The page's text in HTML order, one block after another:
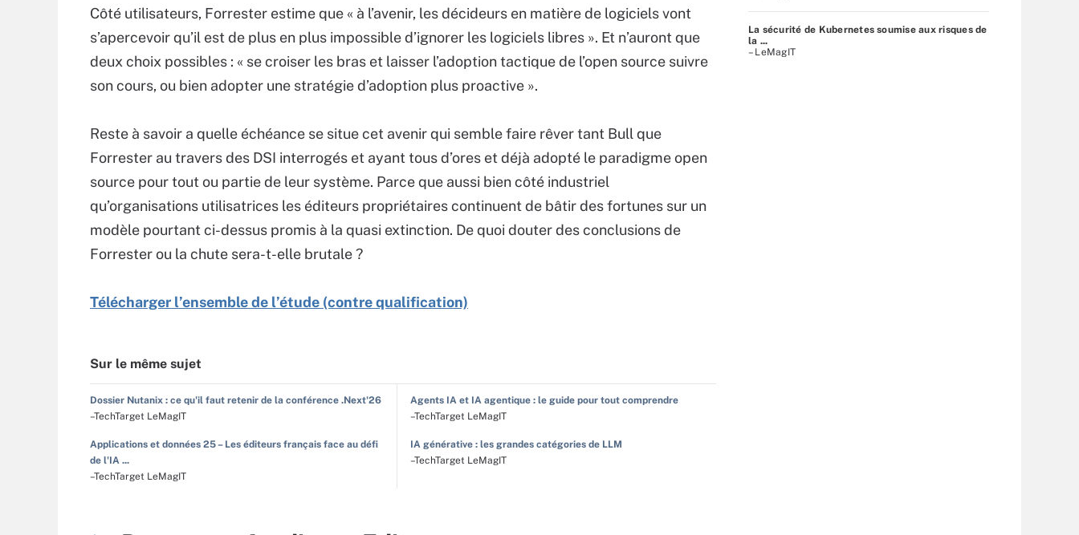
Côté utilisateurs, Forrester estime que « à l’avenir, les décideurs en matière de logiciels vont
s’apercevoir qu’il est de plus en plus impossible d’ignorer les logiciels libres ». Et n’auront que
deux choix possibles : « se croiser les bras et laisser l’adoption tactique de l’open source suivre
son cours, ou bien adopter une stratégie d’adoption plus proactive ».
Reste à savoir a quelle échéance se situe cet avenir qui semble faire rêver tant Bull que
Forrester au travers des DSI interrogés et ayant tous d’ores et déjà adopté le paradigme open
source pour tout ou partie de leur système. Parce que aussi bien côté industriel
qu’organisations utilisatrices les éditeurs propriétaires continuent de bâtir des fortunes sur un
modèle pourtant ci-dessus promis à la quasi extinction. De quoi douter des conclusions de
Forrester ou la chute sera-t-elle brutale ?
Télécharger l’ensemble de l’étude (contre qualification)
Sur le même sujet
Dossier Nutanix : ce qu'il faut retenir de la conférence .Next'26
–TechTarget LeMagIT
Agents IA et IA agentique : le guide pour tout comprendre
–TechTarget LeMagIT
Applications et données 25 – Les éditeurs français face au défi
de l'IA ...
–TechTarget LeMagIT
IA générative : les grandes catégories de LLM
–TechTarget LeMagIT
La sécurité de Kubernetes soumise aux risques de
la ...
– LeMagIT